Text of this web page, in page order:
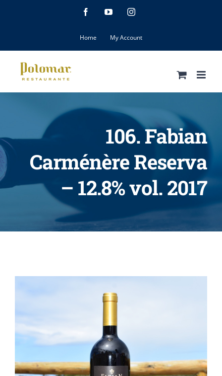
FacebookYouTubeInstagram
Home My Account
106. Fabian
Carménère Reserva
– 12.8% vol. 2017